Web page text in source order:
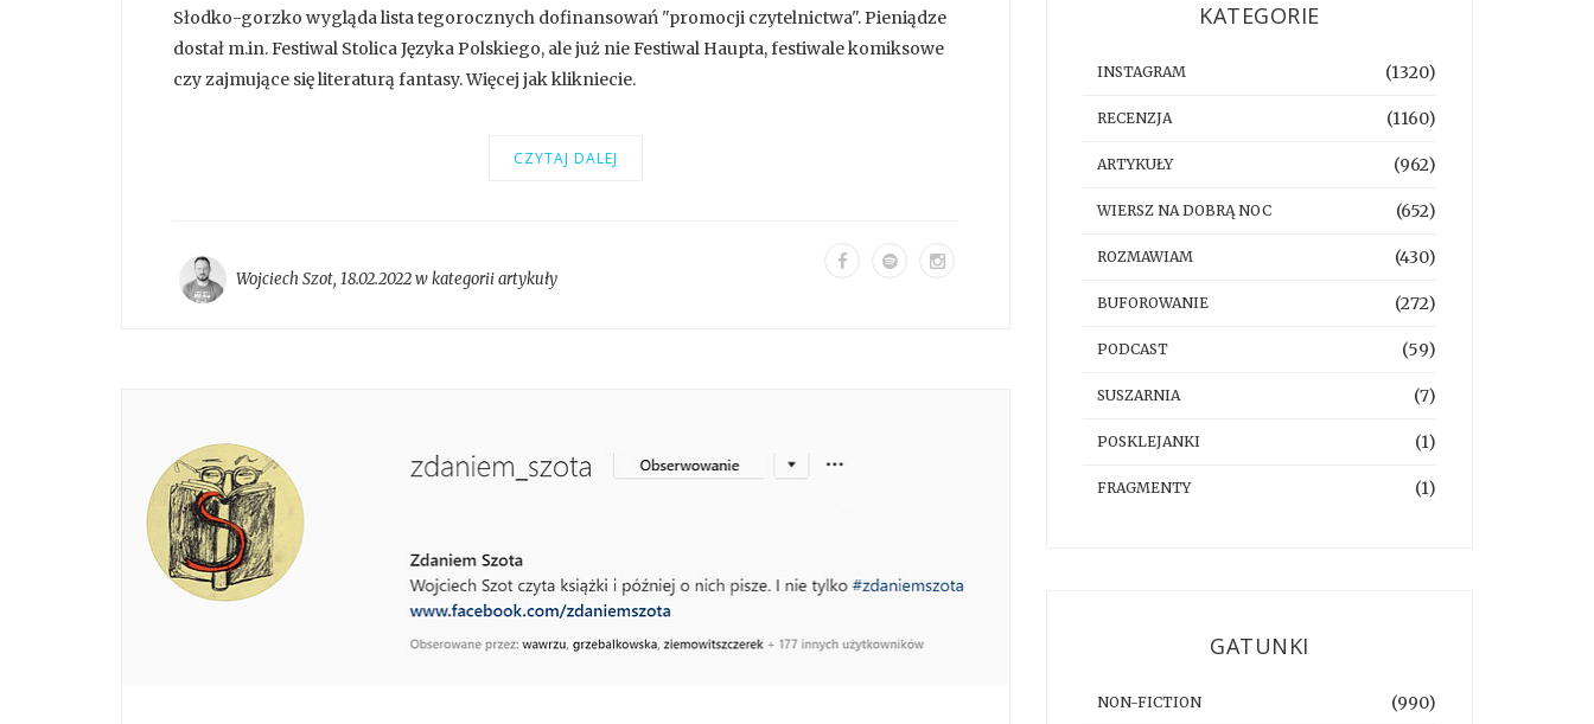
Słodko-gorzko wygląda lista tegorocznych dofinansowań "promocji czytelnictwa". Pieniądze
dostał m.in. Festiwal Stolica Języka Polskiego, ale już nie Festiwal Haupta, festiwale komiksowe
czy zajmujące się literaturą fantasy. Więcej jak klikniecie.
CZYTAJ DALEJ
Wojciech Szot, 18.02.2022 w kategoriiartykuły
KATEGORIE
INSTAGRAM (1320)
RECENZJA (1160)
ARTYKUŁY (962)
WIERSZ NA DOBRĄ NOC (652)
ROZMAWIAM (430)
BUFOROWANIE (272)
PODCAST (59)
SUSZARNIA (7)
POSKLEJANKI (1)
FRAGMENTY (1)
GATUNKI
NON-FICTION (990)